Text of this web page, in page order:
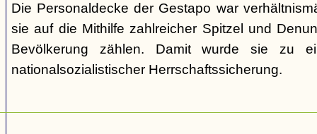
Die Personaldecke der Gestapo war
sie auf die Mithilfe zahlreicher Spitzel und
Bevölkerung zählen. Damit wurde sie zu
nationalsozialistischer Herrschaftssicherung.